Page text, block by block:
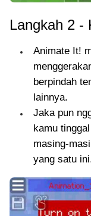
Langkah 2 -
Animate It!
berpindah
lainnya.
Jaka pun
kamu
masing-
yang satu